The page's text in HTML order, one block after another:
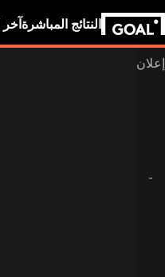
النتائج المباشرة آخر